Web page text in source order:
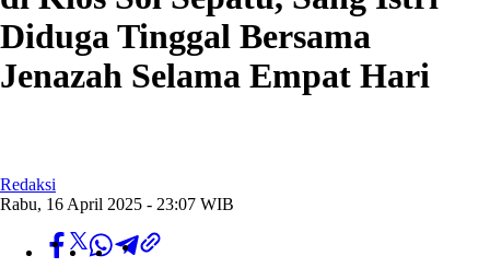
Diduga Tinggal Bersama
Jenazah Selama Empat Hari
Redaksi
Rabu, 16 April 2025 - 23:07 WIB